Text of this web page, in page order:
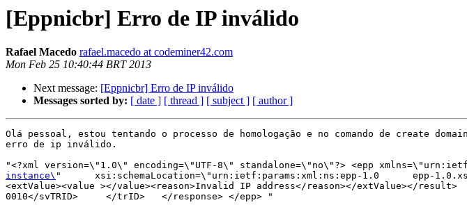
[Eppnicbr] Erro de IP inválido
Rafael Macedo rafael.macedo at codeminer42.com
Mon Feb 25 10:40:44 BRT 2013
Next message: [Eppnicbr] Erro de IP inválido
Messages sorted by: [ date ] [ thread ] [ subject ] [ author ]
Olá pessoal, estou tentando o processo de homologação e no comando de create
erro de ip inválido.
"<?xml version=\"1.0\" encoding=\"UTF-8\" standalone=\"no\"?> <epp
instance\ "      xsi:schemaLocation=\"urn:ietf:params:xml:ns:epp-1.0      epp-
<extValue><value ></value><reason>Invalid IP address</reason></extValue></result>
0010</svTRID>     </trID>   </response> </epp> "